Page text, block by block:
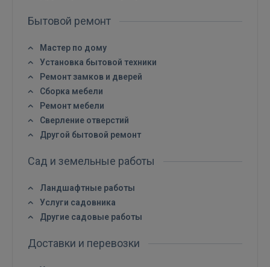
Бытовой ремонт
Мастер по дому
Установка бытовой техники
Ремонт замков и дверей
Сборка мебели
Ремонт мебели
Сверление отверстий
Другой бытовой ремонт
Сад и земельные работы
Ландшафтные работы
Услуги садовника
Другие садовые работы
Доставки и перевозки